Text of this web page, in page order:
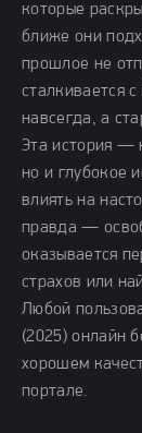
которые
ближе они
прошлое не
сталкивается
навсегда, а
Эта история —
но и глубокое
влиять на
правда —
оказывается
страхов или
Любой
(2025) онлайн
хорошем
портале.